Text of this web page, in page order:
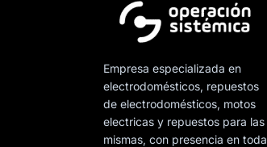
Empresa especializada en
electrodomésticos, repuestos
de electrodomésticos, motos
electricas y repuestos para las
mismas, con presencia en toda